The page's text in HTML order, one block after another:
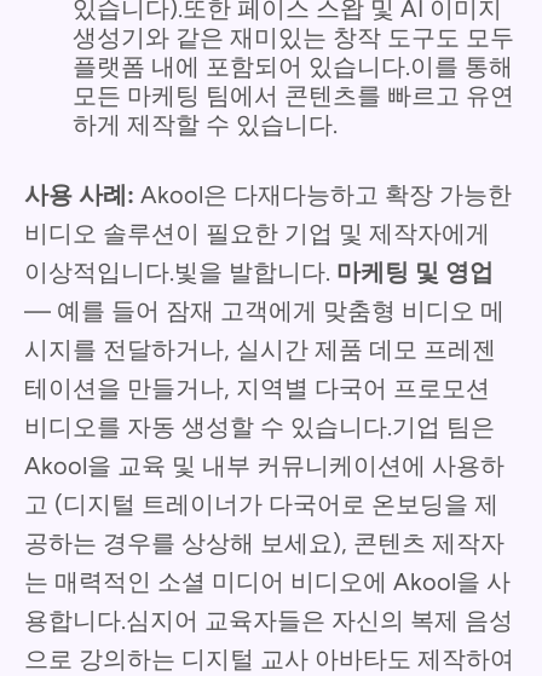
있습니다).또한 페이스 스왑 및 AI 이미지
생성기와 같은 재미있는 창작 도구도 모두
플랫폼 내에 포함되어 있습니다.이를 통해
모든 마케팅 팀에서 콘텐츠를 빠르고 유연
하게 제작할 수 있습니다.
사용 사례: Akool은 다재다능하고 확장 가능한
비디오 솔루션이 필요한 기업 및 제작자에게
이상적입니다.빛을 발합니다. 마케팅 및 영업
— 예를 들어 잠재 고객에게 맞춤형 비디오 메
시지를 전달하거나, 실시간 제품 데모 프레젠
테이션을 만들거나, 지역별 다국어 프로모션
비디오를 자동 생성할 수 있습니다.기업 팀은
Akool을 교육 및 내부 커뮤니케이션에 사용하
고 (디지털 트레이너가 다국어로 온보딩을 제
공하는 경우를 상상해 보세요), 콘텐츠 제작자
는 매력적인 소셜 미디어 비디오에 Akool을 사
용합니다.심지어 교육자들은 자신의 복제 음성
으로 강의하는 디지털 교사 아바타도 제작하여